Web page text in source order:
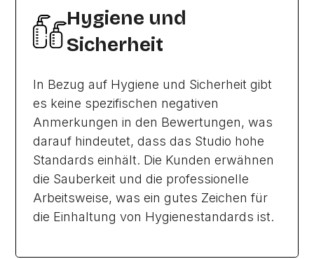
Hygiene und
Sicherheit
In Bezug auf Hygiene und Sicherheit gibt
es keine spezifischen negativen
Anmerkungen in den Bewertungen, was
darauf hindeutet, dass das Studio hohe
Standards einhält. Die Kunden erwähnen
die Sauberkeit und die professionelle
Arbeitsweise, was ein gutes Zeichen für
die Einhaltung von Hygienestandards ist.